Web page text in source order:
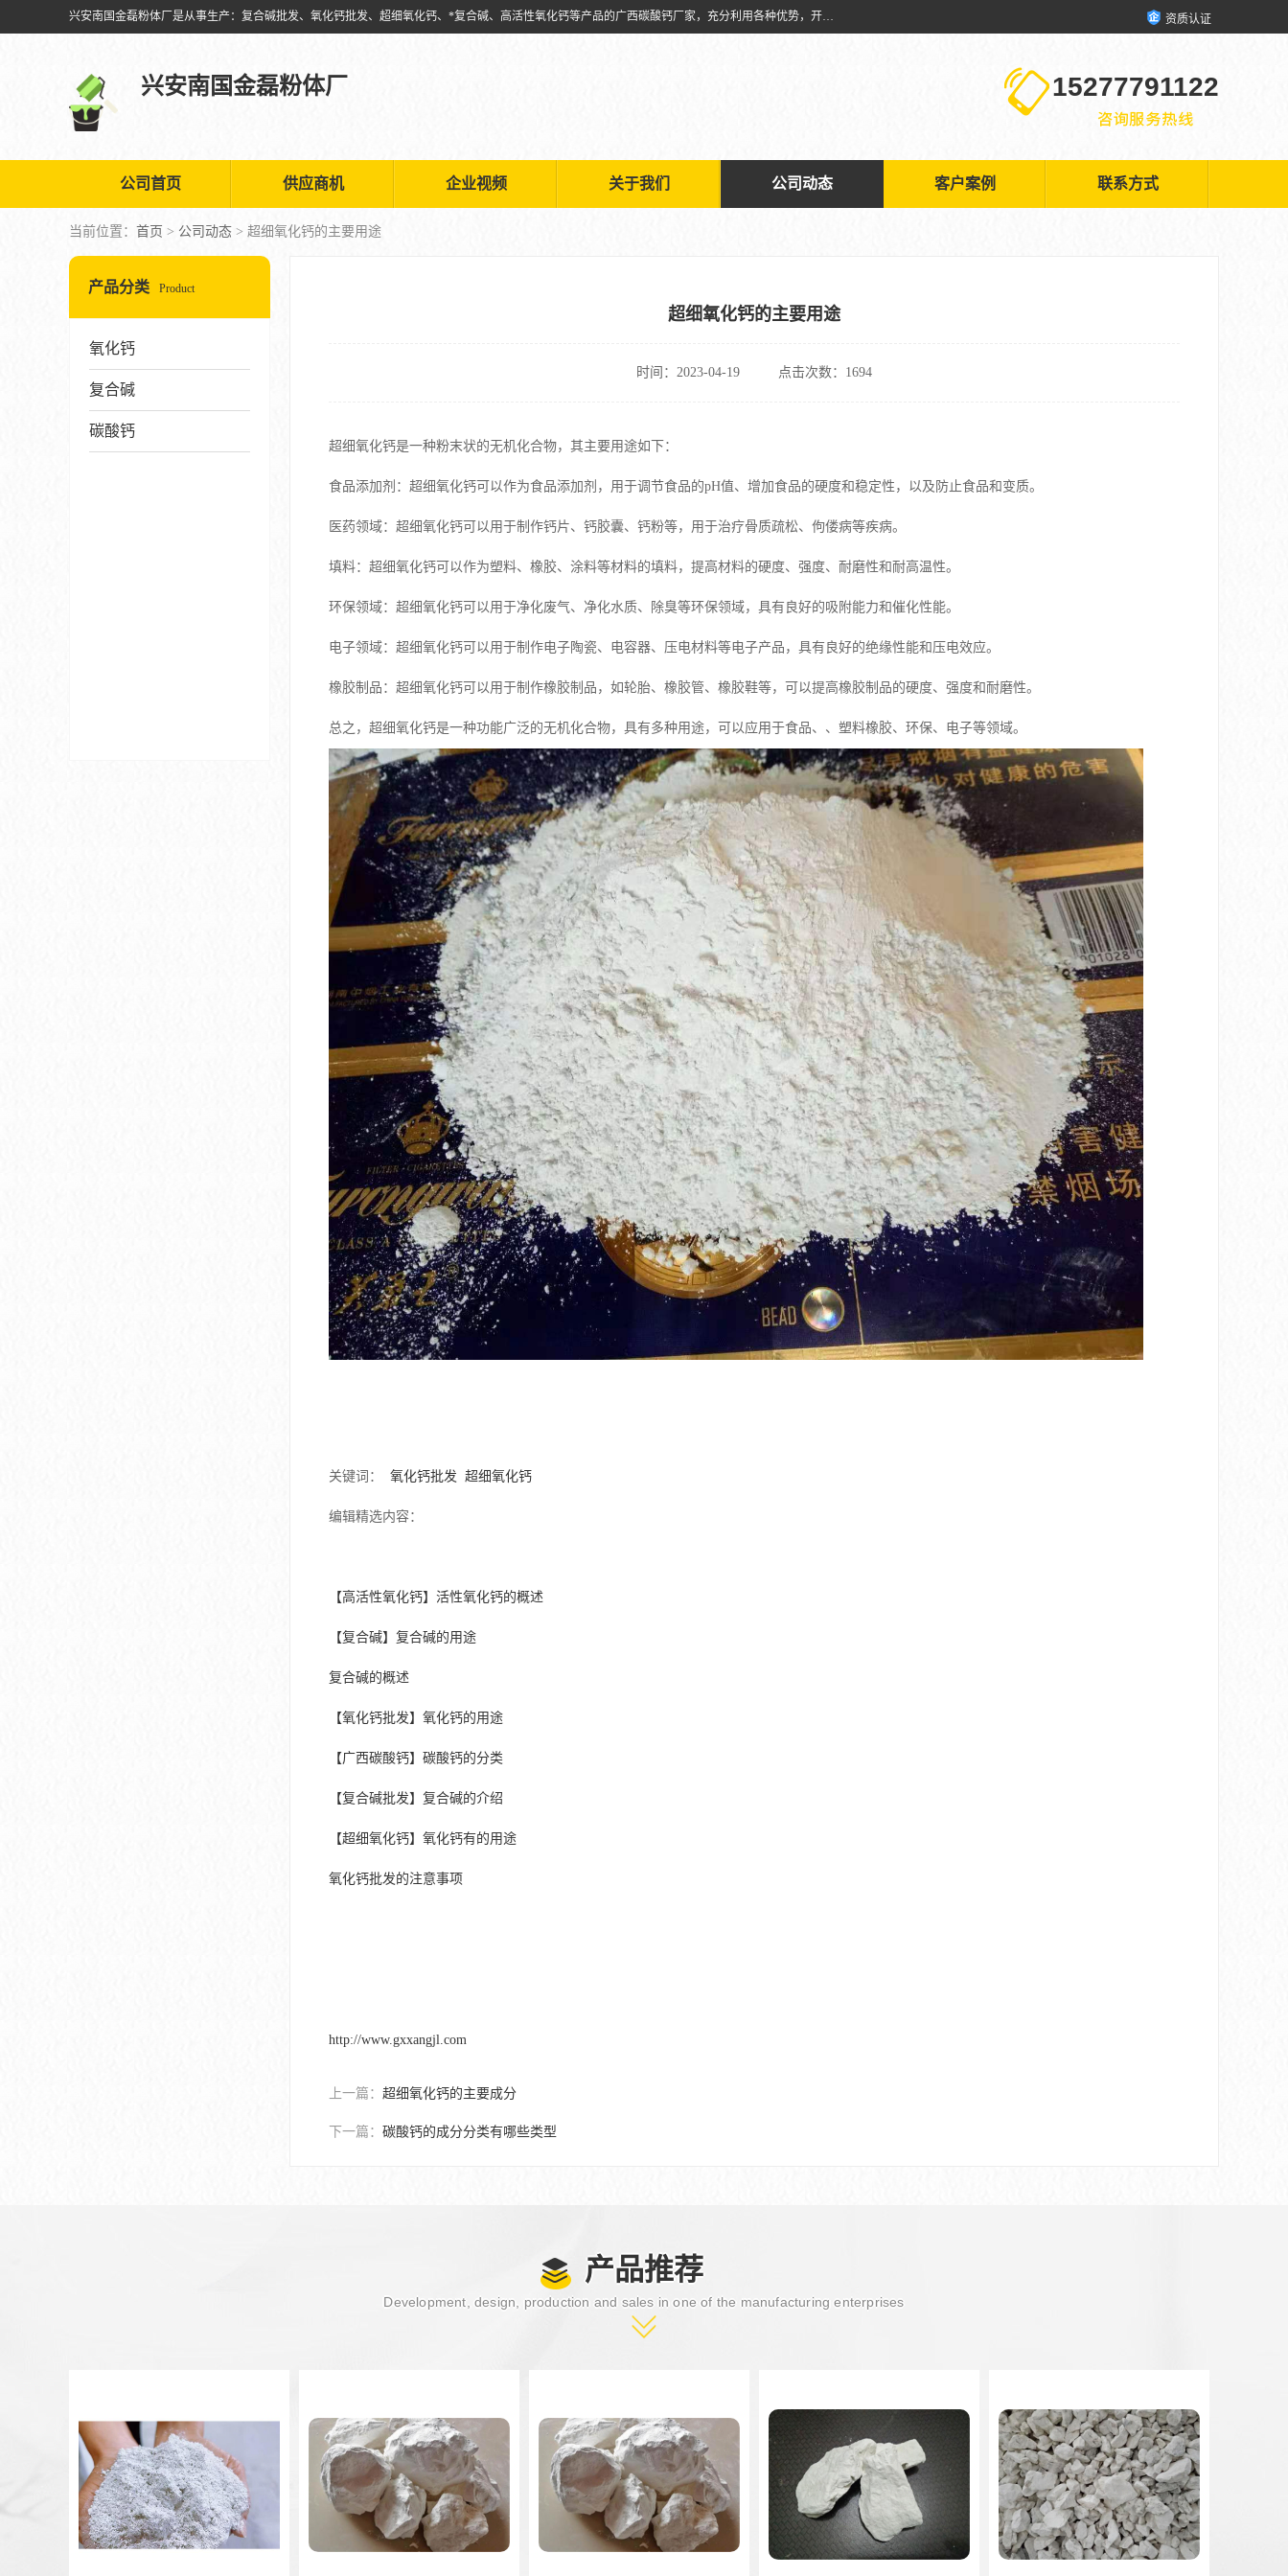
兴安南国金磊粉体厂是从事生产：复合碱批发、氧化钙批发、超细氧化钙、*复合碱、高活性氧化钙等产品的广西碳酸钙厂家，充分利用各种优势，开拓创新，逐步建立了现代企业管理体系，科学.规范的生产体系，严谨的产品质量控制体系，完备的产品质量检验体系。 资质认证
兴安南国金磊粉体厂 15277791122
公司首页 供应商机 企业视频 关于我们 公司动态 客户案例 联系方式
当前位置： 首页 > 公司动态 > 超细氧化钙的主要用途
产品分类 Product
氧化钙
复合碱
碳酸钙
超细氧化钙的主要用途
时间：2023-04-19 点击次数：1694
超细氧化钙是一种粉末状的无机化合物，其主要用途如下：
食品添加剂：超细氧化钙可以作为食品添加剂，用于调节食品的pH值、增加食品的硬度和稳定性，以及防止食品和变质。
医药领域：超细氧化钙可以用于制作钙片、钙胶囊、钙粉等，用于治疗骨质疏松、佝偻病等疾病。
填料：超细氧化钙可以作为塑料、橡胶、涂料等材料的填料，提高材料的硬度、强度、耐磨性和耐高温性。
环保领域：超细氧化钙可以用于净化废气、净化水质、除臭等环保领域，具有良好的吸附能力和催化性能。
电子领域：超细氧化钙可以用于制作电子陶瓷、电容器、压电材料等电子产品，具有良好的绝缘性能和压电效应。
橡胶制品：超细氧化钙可以用于制作橡胶制品，如轮胎、橡胶管、橡胶鞋等，可以提高橡胶制品的硬度、强度和耐磨性。
总之，超细氧化钙是一种功能广泛的无机化合物，具有多种用途，可以应用于食品、、塑料橡胶、环保、电子等领域。
关键词： 氧化钙批发 超细氧化钙
编辑精选内容：
【高活性氧化钙】活性氧化钙的概述
【复合碱】复合碱的用途
复合碱的概述
【氧化钙批发】氧化钙的用途
【广西碳酸钙】碳酸钙的分类
【复合碱批发】复合碱的介绍
【超细氧化钙】氧化钙有的用途
氧化钙批发的注意事项
http://www.gxxangjl.com
上一篇： 超细氧化钙的主要成分
下一篇： 碳酸钙的成分分类有哪些类型
产品推荐
Development, design, production and sales in one of the manufacturing enterprises